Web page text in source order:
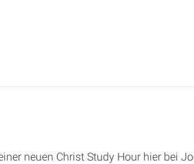
neuen Christ Study Hour hier bei